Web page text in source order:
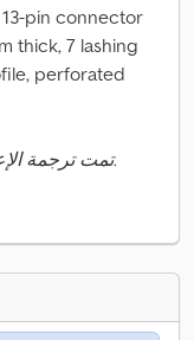
pin connector
thick, 7 lashing
perforated
تمت ترجمة الإعلان تلقائيًا. قد تحدث أخطاء في الترجمة.